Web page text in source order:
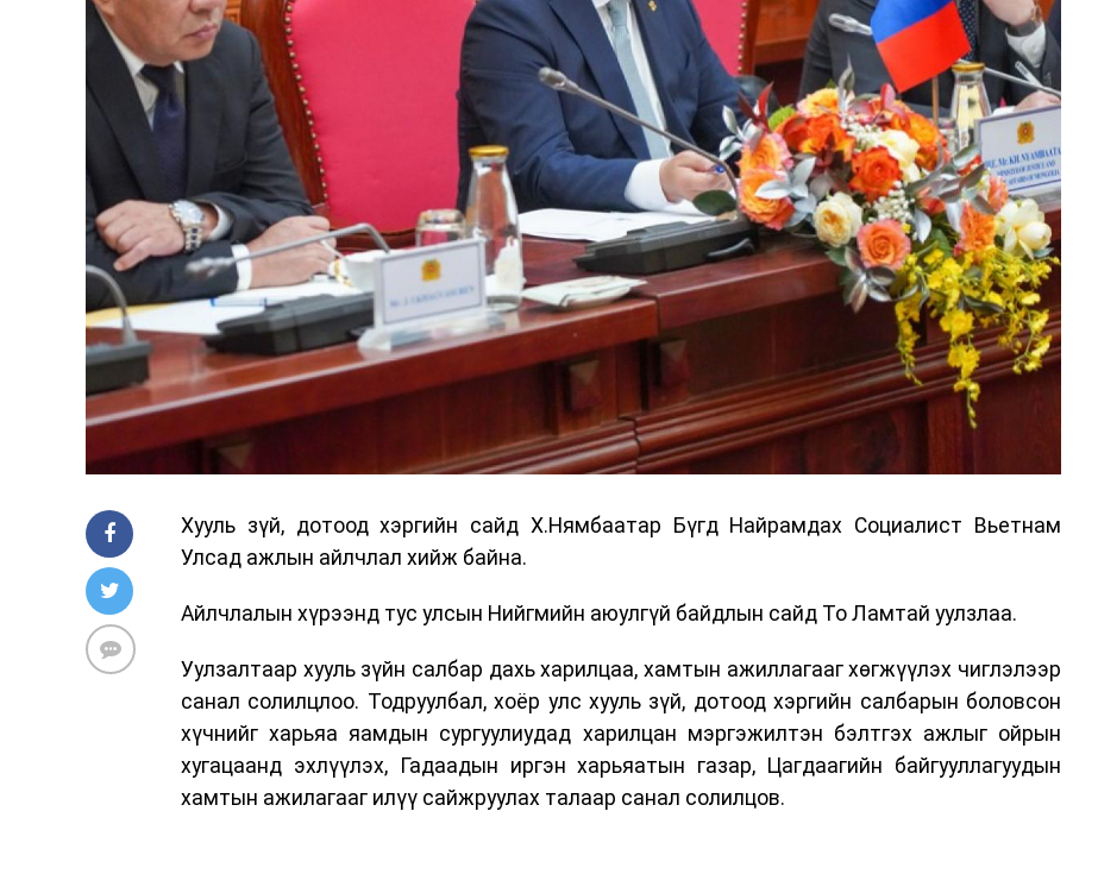
Хууль зүй, дотоод хэргийн сайд Х.Нямбаатар Бүгд Найрамдах Социалист Вьетнам
Улсад ажлын айлчлал хийж байна.
Айлчлалын хүрээнд тус улсын Нийгмийн аюулгүй байдлын сайд То Ламтай уулзлаа.
Уулзалтаар хууль зүйн салбар дахь харилцаа, хамтын ажиллагааг хөгжүүлэх чиглэлээр
санал солилцлоо. Тодруулбал, хоёр улс хууль зүй, дотоод хэргийн салбарын боловсон
хүчнийг харьяа яамдын сургуулиудад харилцан мэргэжилтэн бэлтгэх ажлыг ойрын
хугацаанд эхлүүлэх, Гадаадын иргэн харьяатын газар, Цагдаагийн байгууллагуудын
хамтын ажилагааг илүү сайжруулах талаар санал солилцов.